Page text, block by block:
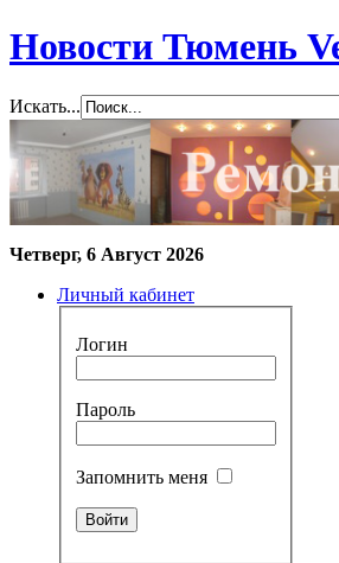
Новости Тюмень
Искать...
Четверг, 6 Август 2026
Личный кабинет
Логин
Пароль
Запомнить меня